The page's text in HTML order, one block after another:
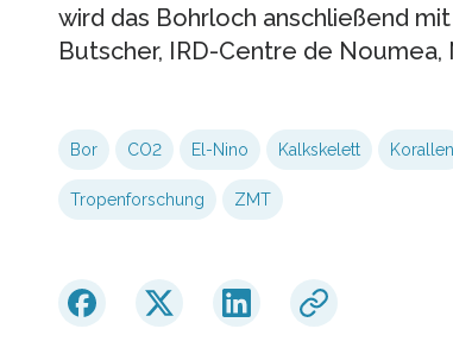
wird das Bohrloch anschließend
Butscher, IRD-Centre de Noumea,
Bor CO2 El-Nino Kalkskelett Korallen
Tropenforschung ZMT